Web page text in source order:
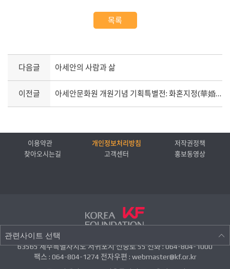
목록
다음글 아세안의 사람과 삶
이전글 아세안문화원 개원기념 기획특별전: 화혼지정(華婚之精) - 결혼문화를 통해 바라본 아세안
이용약관 개인정보처리방침
저작권정책
찾아오시는길
고객센터 홍보동영상
관련사이트 선택
63565 제주특별자치도 서귀포시 신중로 55 전화 : 064-804-1000
팩스 : 064-804-1274 전자우편 : webmaster@kf.or.kr